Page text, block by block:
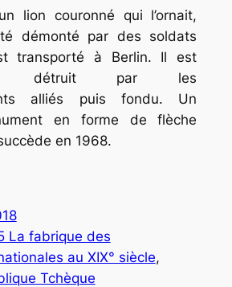
lion couronné qui l’ornait,
démonté par des soldats
transporté à Berlin. Il est
détruit par les
alliés puis fondu. Un
en forme de flèche
en 1968.
La fabrique des
au XIX° siècle
Tchèque